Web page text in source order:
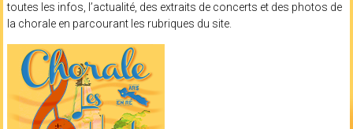
toutes les infos, l’actualité, des extraits de concerts et des photos de
la chorale en parcourant les rubriques du site.